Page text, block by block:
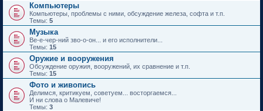
Компьютеры
Компьютеры, проблемы с ними, обсуждение железа, софта и т.п.
Темы: 5
Музыка
Ве-е-чер-ний зво-о-он... и его исполнители...
Темы: 15
Оружие и вооружения
Обсуждение оружия, вооружений, их сравнение и т.п.
Темы: 15
Фото и живопись
Делимся, критикуем, советуем... восторгаемся...
И ни слова о Малевиче!
Темы: 3